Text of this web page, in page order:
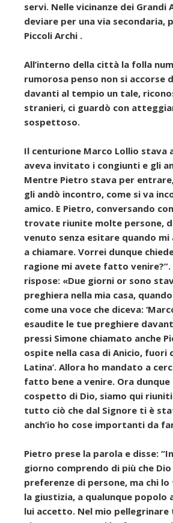
servi. Nelle vicinanze dei Grandi
deviare per una via secondaria,
Piccoli Archi .
All’interno della città la folla
rumorosa penso non si accorse
davanti al tempio un tale,
stranieri, ci guardò con
sospettoso.
Il centurione Marco Lollio stava
aveva invitato i congiunti e gli
Mentre Pietro stava per
gli andò incontro, come si va
amico. E Pietro, conversando
trovate riunite molte persone,
venuto senza esitare quando
a chiamare. Vorrei dunque
ragione mi avete fatto
rispose: «Due giorni or sono
preghiera nella mia casa,
come una voce che diceva:
esaudite le tue preghiere davanti
pressi Simone chiamato anche
ospite nella casa di Anicio, fuori
Latina’. Allora ho mandato a
fatto bene a venire. Ora
cospetto di Dio, siamo qui
tutto ciò che dal Signore ti è
anch’io ho cose importanti da
Pietro prese la parola e disse:
giorno comprendo di più che
preferenze di persone, ma chi
la giustizia, a qualunque popolo
lui accetto. Nel mio